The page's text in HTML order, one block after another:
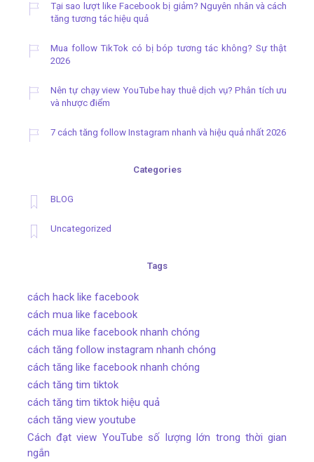
Tại sao lượt like Facebook bị giảm? Nguyên nhân và cách
tăng tương tác hiệu quả
Mua follow TikTok có bị bóp tương tác không? Sự thật
2026
Nên tự chạy view YouTube hay thuê dịch vụ? Phân tích ưu
và nhược điểm
7 cách tăng follow Instagram nhanh và hiệu quả nhất 2026
Categories
BLOG
Uncategorized
Tags
cách hack like facebook
cách mua like facebook
cách mua like facebook nhanh chóng
cách tăng follow instagram nhanh chóng
cách tăng like facebook nhanh chóng
cách tăng tim tiktok
cách tăng tim tiktok hiệu quả
cách tăng view youtube
Cách đạt view YouTube số lượng lớn trong thời gian
ngắn